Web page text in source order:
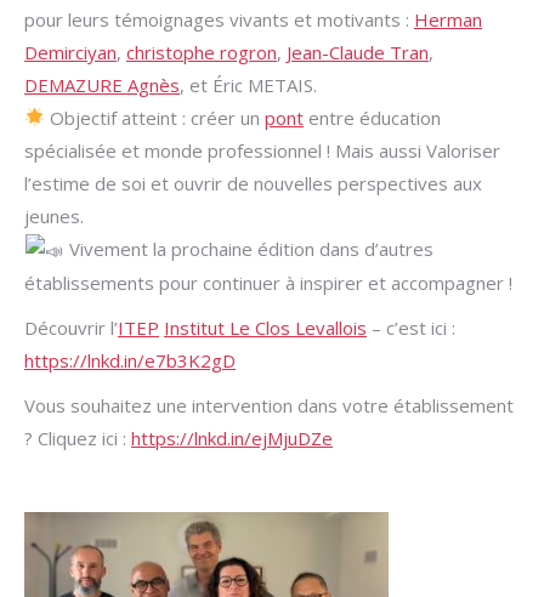
pour leurs témoignages vivants et motivants : Herman
Demirciyan, christophe rogron, Jean-Claude Tran,
DEMAZURE Agnès, et Éric METAIS.
Objectif atteint : créer unpont entre éducation
spécialisée et monde professionnel ! Mais aussi Valoriser
l’estime de soi et ouvrir de nouvelles perspectives aux
jeunes.
Vivement la prochaine édition dans d’autres
établissements pour continuer à inspirer et accompagner !
Découvrir l’ITEP Institut Le Clos Levallois – c’est ici :
https://lnkd.in/e7b3K2gD
Vous souhaitez une intervention dans votre établissement
? Cliquez ici : https://lnkd.in/ejMjuDZe